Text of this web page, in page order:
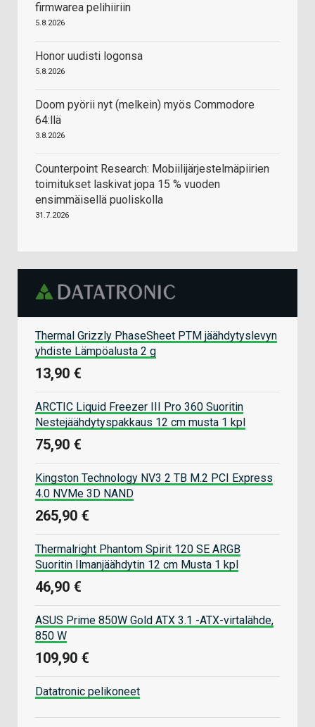
firmwarea pelihiiriin
5.8.2026
Honor uudisti logonsa
5.8.2026
Doom pyörii nyt (melkein) myös Commodore
64:llä
3.8.2026
Counterpoint Research: Mobiilijärjestelmäpiirien
toimitukset laskivat jopa 15 % vuoden
ensimmäisellä puoliskolla
31.7.2026
Thermal Grizzly PhaseSheet PTM jäähdytyslevyn
yhdiste Lämpöalusta 2 g
13,90 €
ARCTIC Liquid Freezer III Pro 360 Suoritin
Nestejäähdytyspakkaus 12 cm musta 1 kpl
75,90 €
Kingston Technology NV3 2 TB M.2 PCI Express
4.0 NVMe 3D NAND
265,90 €
Thermalright Phantom Spirit 120 SE ARGB
Suoritin Ilmanjäähdytin 12 cm Musta 1 kpl
46,90 €
ASUS Prime 850W Gold ATX 3.1 -ATX-virtalähde,
850 W
109,90 €
Datatronic pelikoneet